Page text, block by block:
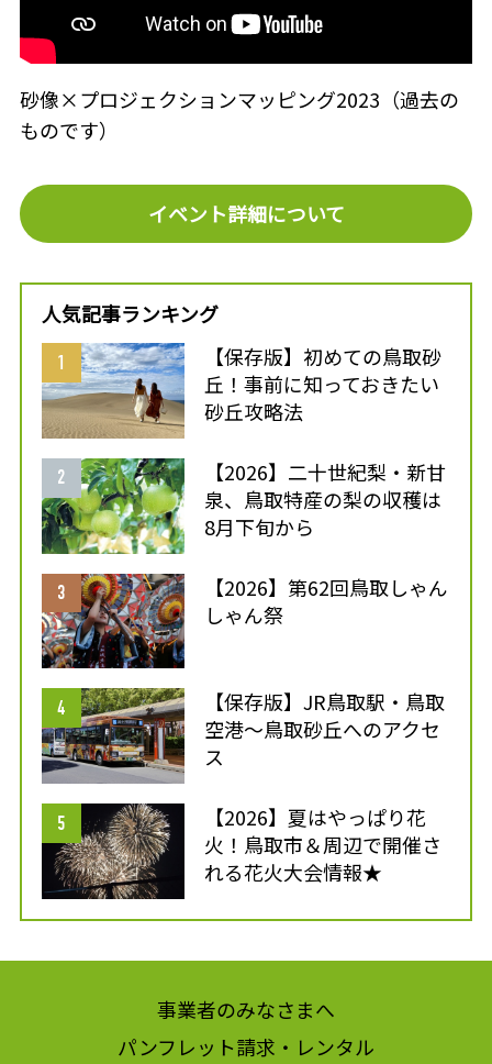
砂像×プロジェクションマッピング2023（過去の
ものです）
イベント詳細について
人気記事ランキング
【保存版】初めての鳥取砂
丘！事前に知っておきたい
砂丘攻略法
【2026】二十世紀梨・新甘
泉、鳥取特産の梨の収穫は
8月下旬から
【2026】第62回鳥取しゃん
しゃん祭
【保存版】JR鳥取駅・鳥取
空港～鳥取砂丘へのアクセ
ス
【2026】夏はやっぱり花
火！鳥取市＆周辺で開催さ
れる花火大会情報★
事業者のみなさまへ
パンフレット請求・レンタル